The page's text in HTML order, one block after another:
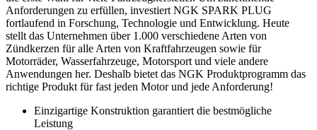
Anforderungen zu erfüllen, investiert NGK SPARK PLUG
fortlaufend in Forschung, Technologie und Entwicklung. Heute
stellt das Unternehmen über 1.000 verschiedene Arten von
Zündkerzen für alle Arten von Kraftfahrzeugen sowie für
Motorräder, Wasserfahrzeuge, Motorsport und viele andere
Anwendungen her. Deshalb bietet das NGK Produktprogramm das
richtige Produkt für fast jeden Motor und jede Anforderung!
Einzigartige Konstruktion garantiert die bestmögliche
Leistung